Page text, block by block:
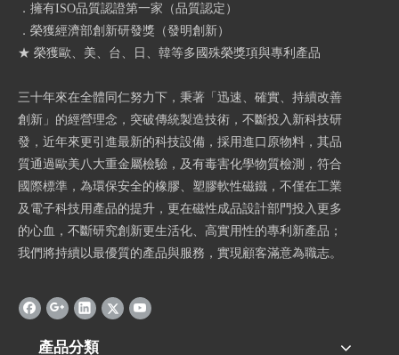
．擁有ISO品質認證第一家（品質認定）
．榮獲經濟部創新研發獎（發明創新）
★ 榮獲歐、美、台、日、韓等多國殊榮獎項與專利產品
三十年來在全體同仁努力下，秉著「迅速、確實、持續改善
創新」的經營理念，突破傳統製造技術，不斷投入新科技研
發，近年來更引進最新的科技設備，採用進口原物料，其品
質通過歐美八大重金屬檢驗，及有毒害化學物質檢測，符合
國際標準，為環保安全的橡膠、塑膠軟性磁鐵，不僅在工業
及電子科技用產品的提升，更在磁性成品設計部門投入更多
的心血，不斷研究創新更生活化、高實用性的專利新產品；
我們將持續以最優質的產品與服務，實現顧客滿意為職志。
產品分類